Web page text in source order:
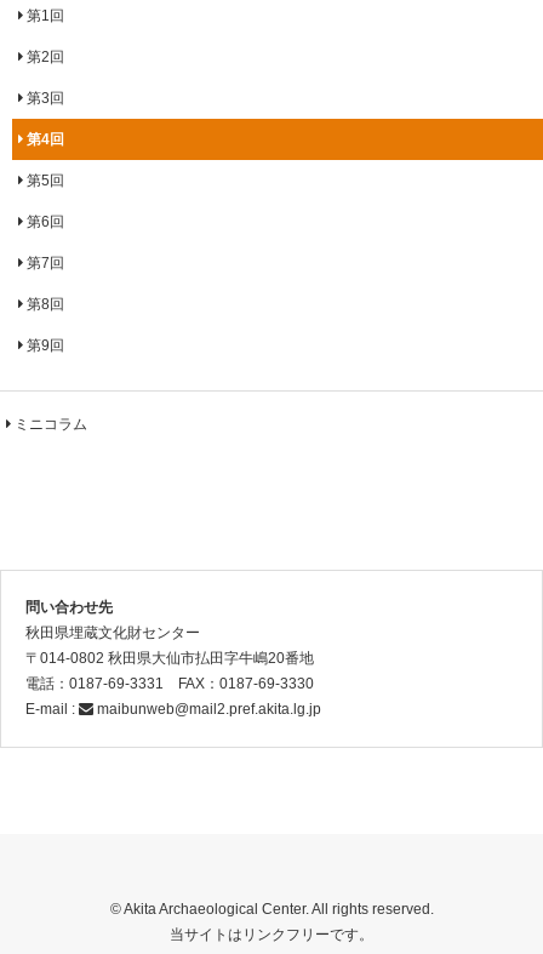
第1回
第2回
第3回
第4回
第5回
第6回
第7回
第8回
第9回
ミニコラム
問い合わせ先
秋田県埋蔵文化財センター
〒014-0802 秋田県大仙市払田字牛嶋20番地
電話：0187-69-3331 FAX：0187-69-3330
E-mail :
maibunweb@mail2.pref.akita.lg.jp
© Akita Archaeological Center. All rights reserved.
当サイトはリンクフリーです。